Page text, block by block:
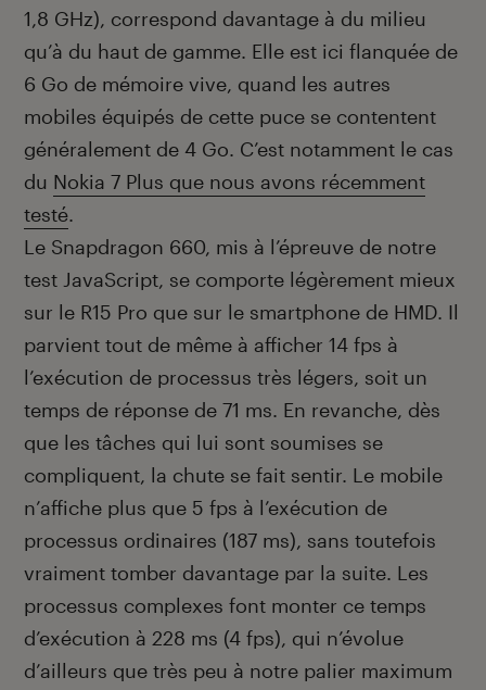
1,8 GHz), correspond davantage à du milieu
qu’à du haut de gamme. Elle est ici flanquée de
6 Go de mémoire vive, quand les autres
mobiles équipés de cette puce se contentent
généralement de 4 Go. C’est notamment le cas
du Nokia 7 Plus que nous avons récemment
testé.
Le Snapdragon 660, mis à l’épreuve de notre
test JavaScript, se comporte légèrement mieux
sur le R15 Pro que sur le smartphone de HMD. Il
parvient tout de même à afficher 14 fps à
l’exécution de processus très légers, soit un
temps de réponse de 71 ms. En revanche, dès
que les tâches qui lui sont soumises se
compliquent, la chute se fait sentir. Le mobile
n’affiche plus que 5 fps à l’exécution de
processus ordinaires (187 ms), sans toutefois
vraiment tomber davantage par la suite. Les
processus complexes font monter ce temps
d’exécution à 228 ms (4 fps), qui n’évolue
d’ailleurs que très peu à notre palier maximum